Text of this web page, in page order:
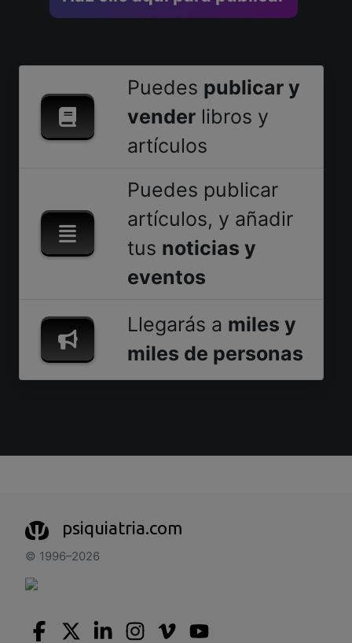
Puedes publicar y
vender libros y
artículos
Puedes publicar
artículos, y añadir
tus noticias y
eventos
Llegarás a miles y
miles de personas
psiquiatria.com
© 1996–2026